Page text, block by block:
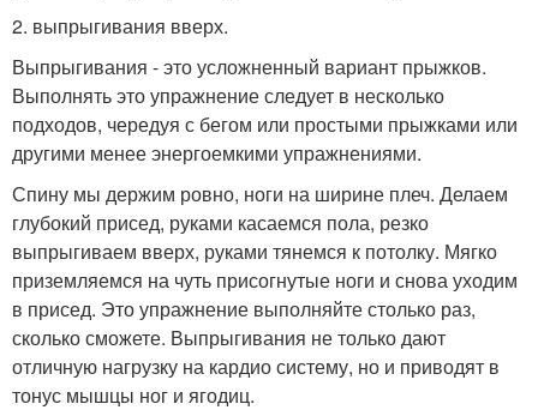
2. выпрыгивания вверх.
Выпрыгивания - это усложненный вариант прыжков.
Выполнять это упражнение следует в несколько
подходов, чередуя с бегом или простыми прыжками или
другими менее энергоемкими упражнениями.
Спину мы держим ровно, ноги на ширине плеч. Делаем
глубокий присед, руками касаемся пола, резко
выпрыгиваем вверх, руками тянемся к потолку. Мягко
приземляемся на чуть присогнутые ноги и снова уходим
в присед. Это упражнение выполняйте столько раз,
сколько сможете. Выпрыгивания не только дают
отличную нагрузку на кардио систему, но и приводят в
тонус мышцы ног и ягодиц.